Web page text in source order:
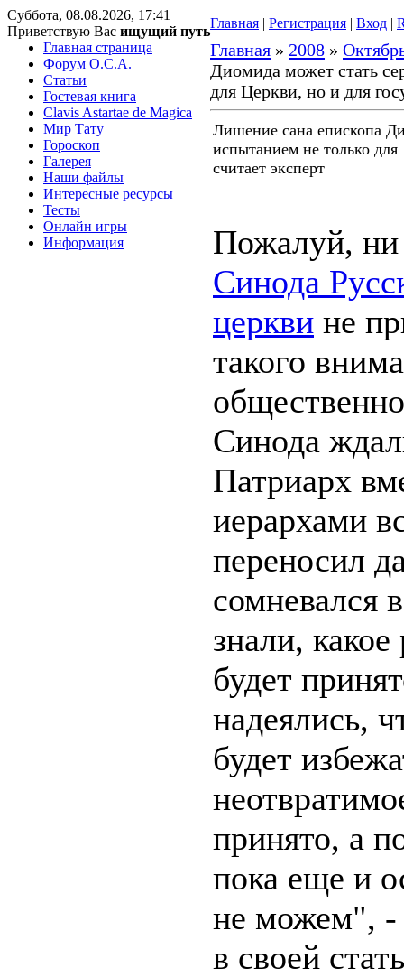
Суббота, 08.08.2026, 17:41
Приветствую Вас ищущий путь
Главная | Регистрация | Вход |
Главная страница
Форум O.C.A.
Статьи
Гостевая книга
Clavis Astartae de Magica
Мир Тату
Гороскоп
Галерея
Наши файлы
Интересные ресурсы
Тесты
Онлайн игры
Информация
Главная » 2008 »
Диомида может стать
для Церкви, но и для
Лишение сана епископа
испытанием не только для
считает эксперт
Пожалуй, ни
Синода
церкви не
такого
Синода
Патриарх
иерархами
переносил
сомневался
знали,
будет
надеялись,
будет
принято, а
пока еще и
не можем", -
в своей